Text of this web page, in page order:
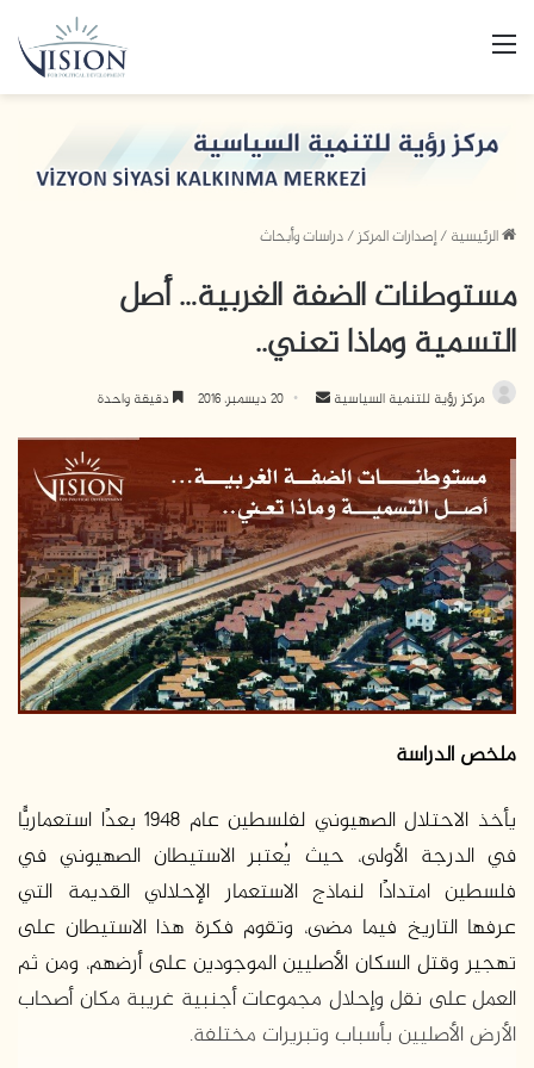
الرئيسية/إصدارات المركز/دراسات وأبحاث
مستوطنات الضفة الغربية… أصل
التسمية وماذا تعني..
مركز رؤية للتنمية السياسية
ل
ب
ر
ي
د
ا
إ
ل
ك
ن
ي
ا
20 ديسمبر، 2016 دقيقة واحدة
ملخص الدراسة
يأخذ الاحتلال الصهيوني لفلسطين عام 1948 بعدًا استعماريًّا
في الدرجة الأولى، حيث يُعتبر الاستيطان الصهيوني في
فلسطين امتدادًا لنماذج الاستعمار الإحلالي القديمة التي
عرفها التاريخ فيما مضى، وتقوم فكرة هذا الاستيطان على
تهجير وقتل السكان الأصليين الموجودين على أرضهم، ومن ثم
العمل على نقل وإحلال مجموعات أجنبية غريبة مكان أصحاب
الأرض الأصليين بأسباب وتبريرات مختلفة.